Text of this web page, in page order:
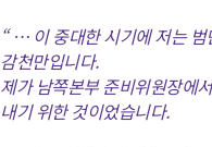
“ … 이 중대한 시기에 저는
감천만입니다.
제가 남쪽본부 준비위원장에
내기 위한 것이었습니다.